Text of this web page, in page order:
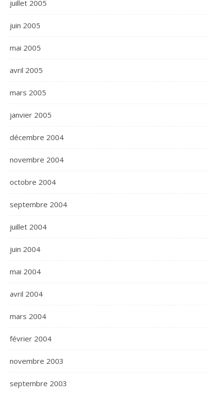
juillet 2005
juin 2005
mai 2005
avril 2005
mars 2005
janvier 2005
décembre 2004
novembre 2004
octobre 2004
septembre 2004
juillet 2004
juin 2004
mai 2004
avril 2004
mars 2004
février 2004
novembre 2003
septembre 2003